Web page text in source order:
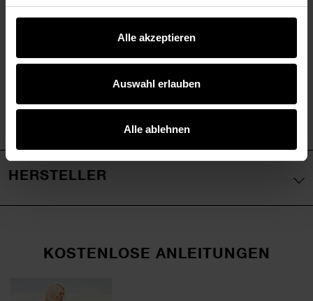
Alle akzeptieren
Auswahl erlauben
Alle ablehnen
- Made in Italy
HERSTELLER
KOSTENLOSE ANLEITUNGEN